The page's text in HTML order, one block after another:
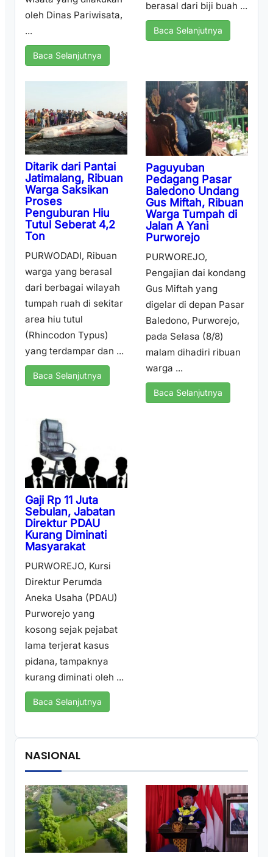
oleh Dinas Pariwisata,
...
Baca Selanjutnya
berasal dari biji buah ...
Baca Selanjutnya
Ditarik dari Pantai
Jatimalang, Ribuan
Warga Saksikan
Proses
Penguburan Hiu
Tutul Seberat 4,2
Ton
PURWODADI, Ribuan
warga yang berasal
dari berbagai wilayah
tumpah ruah di sekitar
area hiu tutul
(Rhincodon Typus)
yang terdampar dan ...
Baca Selanjutnya
Paguyuban
Pedagang Pasar
Baledono Undang
Gus Miftah, Ribuan
Warga Tumpah di
Jalan A Yani
Purworejo
PURWOREJO,
Pengajian dai kondang
Gus Miftah yang
digelar di depan Pasar
Baledono, Purworejo,
pada Selasa (8/8)
malam dihadiri ribuan
warga ...
Baca Selanjutnya
Gaji Rp 11 Juta
Sebulan, Jabatan
Direktur PDAU
Kurang Diminati
Masyarakat
PURWOREJO, Kursi
Direktur Perumda
Aneka Usaha (PDAU)
Purworejo yang
kosong sejak pejabat
lama terjerat kasus
pidana, tampaknya
kurang diminati oleh ...
Baca Selanjutnya
NASIONAL